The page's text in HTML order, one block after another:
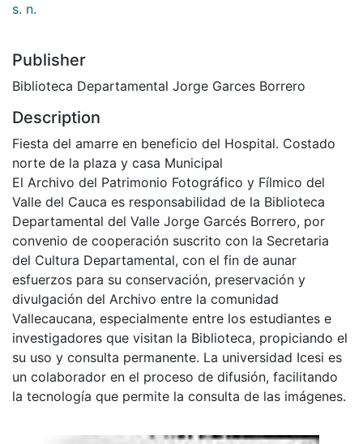
s. n.
Publisher
Biblioteca Departamental Jorge Garces Borrero
Description
Fiesta del amarre en beneficio del Hospital. Costado
norte de la plaza y casa Municipal
El Archivo del Patrimonio Fotográfico y Fílmico del
Valle del Cauca es responsabilidad de la Biblioteca
Departamental del Valle Jorge Garcés Borrero, por
convenio de cooperación suscrito con la Secretaria
del Cultura Departamental, con el fin de aunar
esfuerzos para su conservación, preservación y
divulgación del Archivo entre la comunidad
Vallecaucana, especialmente entre los estudiantes e
investigadores que visitan la Biblioteca, propiciando el
su uso y consulta permanente. La universidad Icesi es
un colaborador en el proceso de difusión, facilitando
la tecnología que permite la consulta de las imágenes.